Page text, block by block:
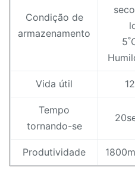
Condição de
armazenamento
Vida útil
Tempo
tornando-se
Produtividade